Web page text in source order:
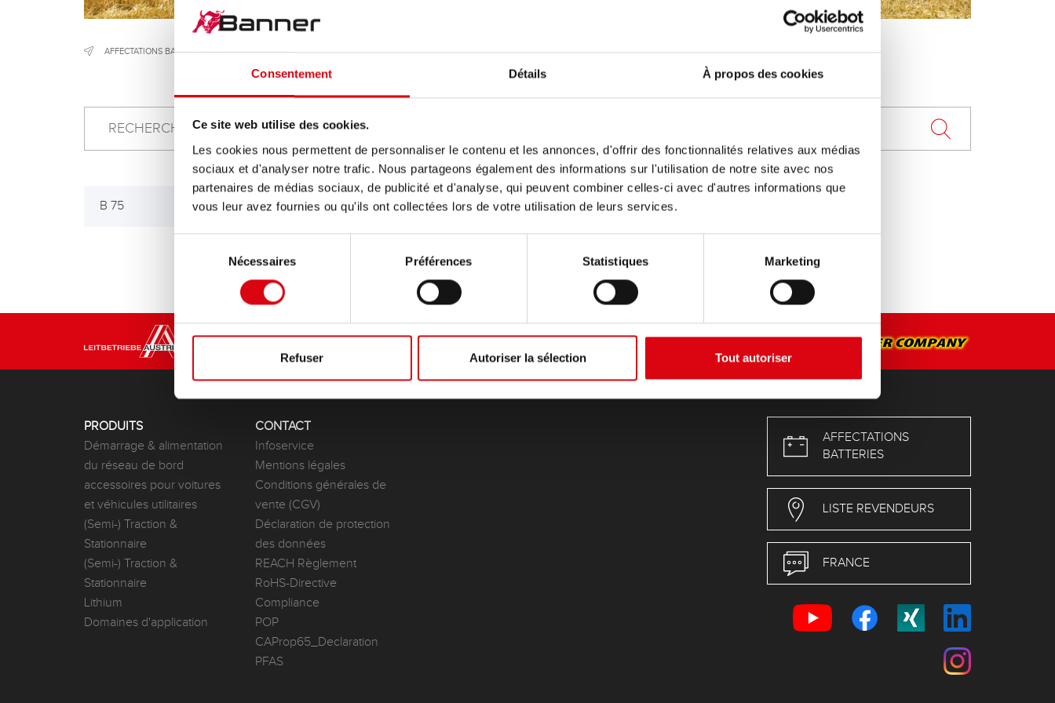
Consentement Détails À propos des cookies
Ce site web utilise des cookies.
Les cookies nous permettent de personnaliser le contenu et les annonces, d'offrir des fonctionnalités relatives aux médias
sociaux et d'analyser notre trafic. Nous partageons également des informations sur l'utilisation de notre site avec nos
partenaires de médias sociaux, de publicité et d'analyse, qui peuvent combiner celles-ci avec d'autres informations que
vous leur avez fournies ou qu'ils ont collectées lors de votre utilisation de leurs services.
consentement
Nécessaires Préférences Statistiques Marketing
Refuser Autoriser la sélection Tout autoriser
AFFECTATIONS BATTERIES / ENGINS DE CHANTIER ET AGRICOLES / BELOTTI
B 75
PRODUITS
Démarrage & alimentation
du réseau de bord
accessoires pour voitures
et véhicules utilitaires
(Semi-) Traction &
Stationnaire
(Semi-) Traction &
Stationnaire
Lithium
Domaines d'application
CONTACT
Infoservice
Mentions légales
Conditions générales de
vente (CGV)
Déclaration de protection
des données
REACH Règlement
RoHS-Directive
Compliance
POP
CAProp65_Declaration
PFAS
AFFECTATIONS
BATTERIES
LISTE REVENDEURS
FRANCE